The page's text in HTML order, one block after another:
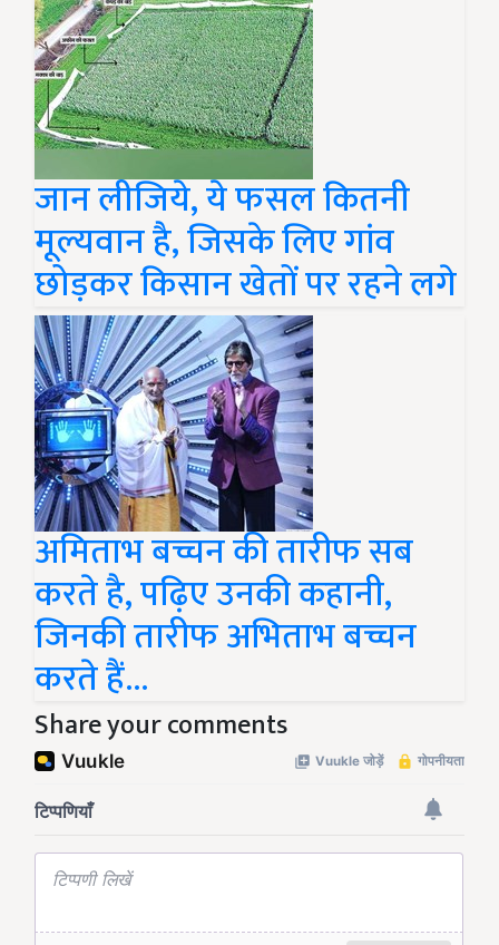
जान लीजिये, ये फसल कितनी
मूल्यवान है, जिसके लिए गांव
छोड़कर किसान खेतों पर रहने लगे
अमिताभ बच्चन की तारीफ सब
करते है, पढ़िए उनकी कहानी,
जिनकी तारीफ अभिताभ बच्चन
करते हैं...
Share your comments